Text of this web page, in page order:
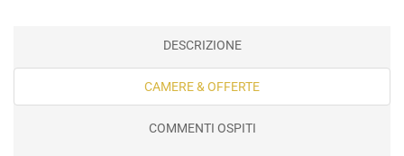
DESCRIZIONE
CAMERE & OFFERTE
COMMENTI OSPITI